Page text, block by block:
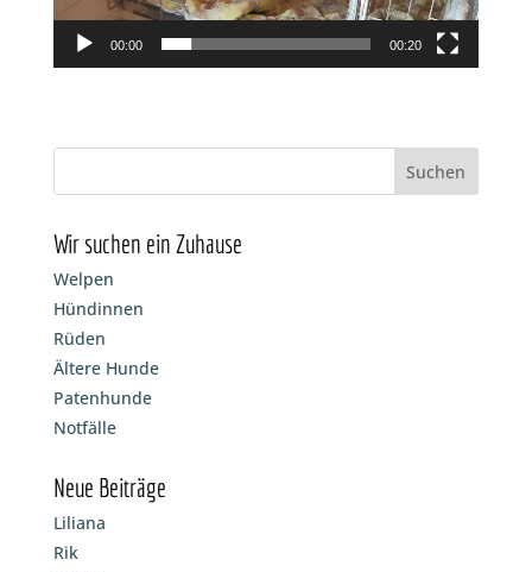
00:00 00:20
Wir suchen ein Zuhause
Welpen
Hündinnen
Rüden
Ältere Hunde
Patenhunde
Notfälle
Neue Beiträge
Liliana
Rik